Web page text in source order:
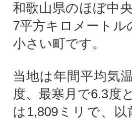
和歌山県のほぼ中
7平方キロメートル
小さい町です。
当地は年間平均気
度、最寒月で6.3度
は1,809ミリで、